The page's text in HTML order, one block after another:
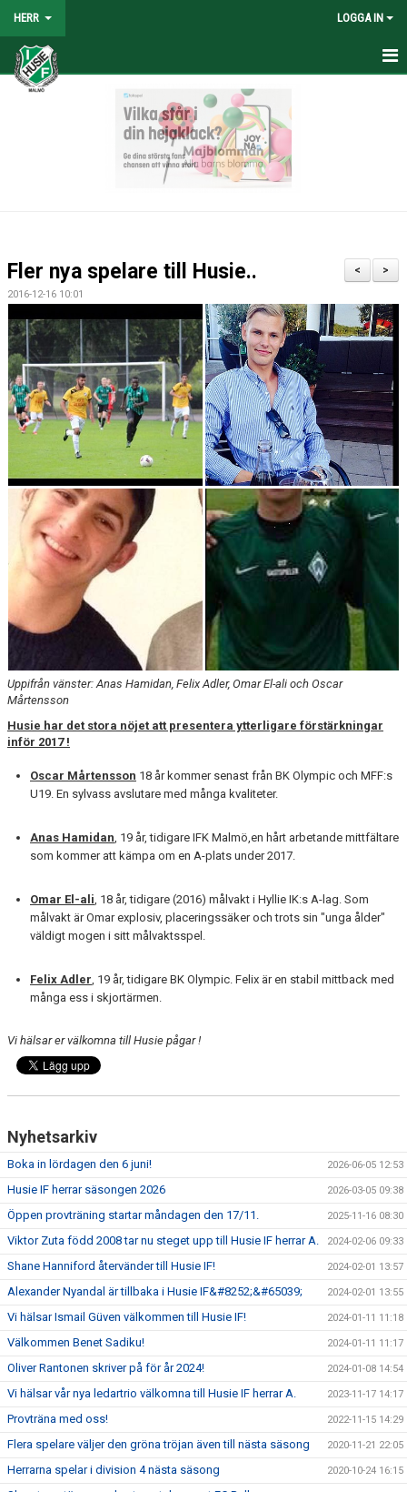
HERR LOGGA IN
HEM
MATCHER
BILDGALLERI
KONTAKT
>
<
Fler nya spelare till Husie..
2016-12-16 10:01
Uppifrån vänster: Anas Hamidan, Felix Adler, Omar El-ali och Oscar
Mårtensson
Husie har det stora nöjet att presentera ytterligare förstärkningar
inför 2017 !
Oscar Mårtensson 18 år kommer senast från BK Olympic och MFF:s
U19. En sylvass avslutare med många kvaliteter.
Anas Hamidan, 19 år, tidigare IFK Malmö,en hårt arbetande mittfältare
som kommer att kämpa om en A-plats under 2017.
Omar El-ali, 18 år, tidigare (2016) målvakt i Hyllie IK:s A-lag. Som
målvakt är Omar explosiv, placeringssäker och trots sin "unga ålder"
väldigt mogen i sitt målvaktsspel.
Felix Adler, 19 år, tidigare BK Olympic. Felix är en stabil mittback med
många ess i skjortärmen.
Vi hälsar er välkomna till Husie pågar !
Nyhetsarkiv
Boka in lördagen den 6 juni! 2026-06-05 12:53
Husie IF herrar säsongen 2026 2026-03-05 09:38
Öppen provträning startar måndagen den 17/11. 2025-11-16 08:30
Viktor Zuta född 2008 tar nu steget upp till Husie IF herrar A. 2024-02-06 09:33
Shane Hanniford återvänder till Husie IF! 2024-02-01 13:57
Alexander Nyandal är tillbaka i Husie IF&#8252;&#65039; 2024-02-01 13:55
Vi hälsar Ismail Güven välkommen till Husie IF! 2024-01-11 11:18
Välkommen Benet Sadiku! 2024-01-11 11:17
Oliver Rantonen skriver på för år 2024! 2024-01-08 14:54
Vi hälsar vår nya ledartrio välkomna till Husie IF herrar A. 2023-11-17 14:17
Provträna med oss! 2022-11-15 14:29
Flera spelare väljer den gröna tröjan även till nästa säsong 2020-11-21 22:05
Herrarna spelar i division 4 nästa säsong 2020-10-24 16:15